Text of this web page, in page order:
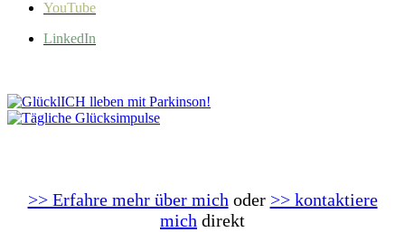
YouTube
LinkedIn
>> Erfahre mehr über mich oder >> kontaktiere
mich direkt